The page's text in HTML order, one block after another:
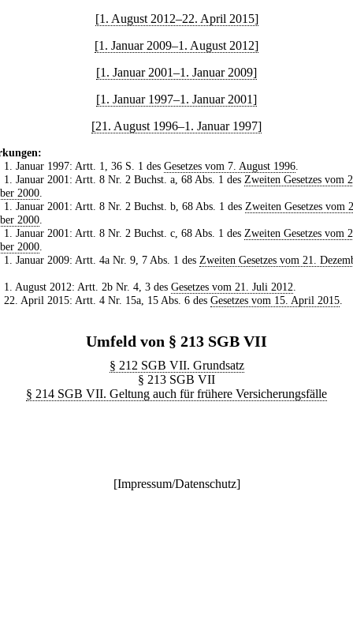
[1. August 2012–22. April 2015]
[1. Januar 2009–1. August 2012]
[1. Januar 2001–1. Januar 2009]
[1. Januar 1997–1. Januar 2001]
[21. August 1996–1. Januar 1997]
1. Januar 1997: Artt. 1, 36 S. 1 des Gesetzes vom 7. August 1996.
1. Januar 2001: Artt. 8 Nr. 2 Buchst. a, 68 Abs. 1 des Zweiten Gesetzes vom
2000.
1. Januar 2001: Artt. 8 Nr. 2 Buchst. b, 68 Abs. 1 des Zweiten Gesetzes vom
2000.
1. Januar 2001: Artt. 8 Nr. 2 Buchst. c, 68 Abs. 1 des Zweiten Gesetzes vom
2000.
1. Januar 2009: Artt. 4a Nr. 9, 7 Abs. 1 des Zweiten Gesetzes vom 21.
1. August 2012: Artt. 2b Nr. 4, 3 des Gesetzes vom 21. Juli 2012.
22. April 2015: Artt. 4 Nr. 15a, 15 Abs. 6 des Gesetzes vom 15. April 2015.
Umfeld von § 213 SGB VII
§ 212 SGB VII. Grundsatz
§ 213 SGB VII
§ 214 SGB VII. Geltung auch für frühere Versicherungsfälle
[Impressum/Datenschutz]